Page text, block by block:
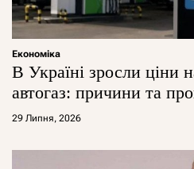
Економіка
В Україні зросли ціни
автогаз: причини та
29 Липня, 2026